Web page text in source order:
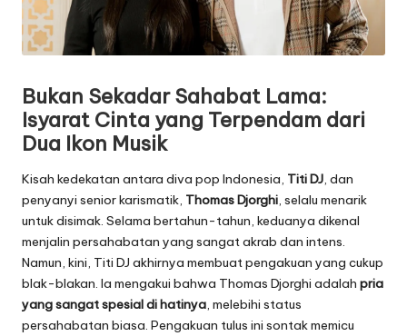
Bukan Sekadar Sahabat Lama:
Isyarat Cinta yang Terpendam dari
Dua Ikon Musik
Kisah kedekatan antara diva pop Indonesia, Titi DJ , dan
penyanyi senior karismatik, Thomas Djorghi , selalu menarik
untuk disimak. Selama bertahun-tahun, keduanya dikenal
menjalin persahabatan yang sangat akrab dan intens.
Namun, kini, Titi DJ akhirnya membuat pengakuan yang cukup
blak-blakan. Ia mengakui bahwa Thomas Djorghi adalah pria
yang sangat spesial di hatinya , melebihi status
persahabatan biasa. Pengakuan tulus ini sontak memicu